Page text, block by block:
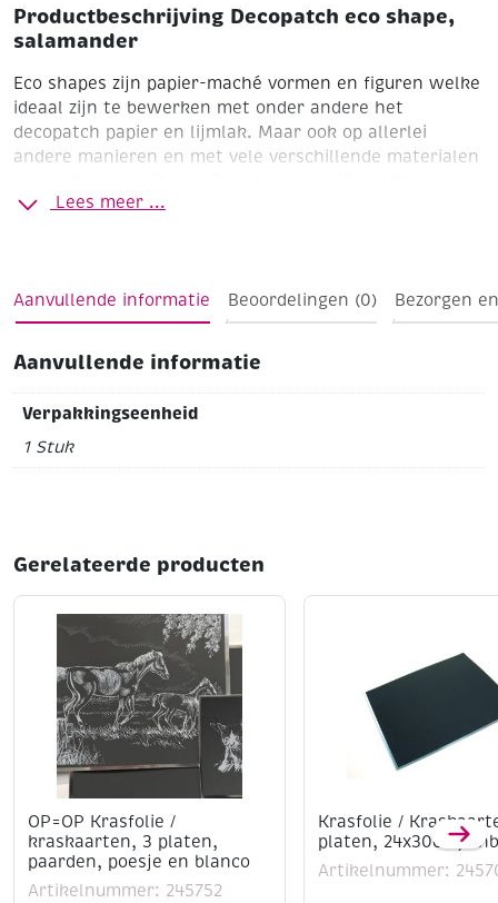
Productbeschrijving Decopatch eco shape,
salamander
Eco shapes zijn papier-maché vormen en figuren welke
ideaal zijn te bewerken met onder andere het
decopatch papier en lijmlak. Maar ook op allerlei
andere manieren en met vele verschillende materialen
enz.. Het is een veelzijdig basismateriaal met leuke
Lees meer ...
Aanvullende informatie Beoordelingen (0) Bezorgen
Aanvullende informatie
Verpakkingseenheid
1 Stuk
Gerelateerde producten
OP=OP Krasfolie /
kraskaarten, 3 platen,
paarden, poesje en blanco
Artikelnummer: 245752
Krasfolie /
platen, 24x30cm,
Artikelnummer: